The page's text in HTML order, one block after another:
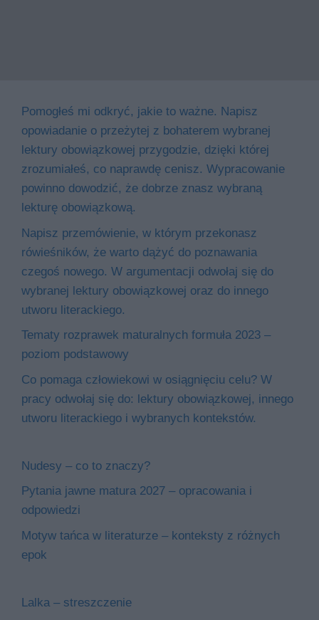
Pomogłeś mi odkryć, jakie to ważne. Napisz
opowiadanie o przeżytej z bohaterem wybranej
lektury obowiązkowej przygodzie, dzięki której
zrozumiałeś, co naprawdę cenisz. Wypracowanie
powinno dowodzić, że dobrze znasz wybraną
lekturę obowiązkową.
Napisz przemówienie, w którym przekonasz
rówieśników, że warto dążyć do poznawania
czegoś nowego. W argumentacji odwołaj się do
wybranej lektury obowiązkowej oraz do innego
utworu literackiego.
Tematy rozprawek maturalnych formuła 2023 –
poziom podstawowy
Co pomaga człowiekowi w osiągnięciu celu? W
pracy odwołaj się do: lektury obowiązkowej, innego
utworu literackiego i wybranych kontekstów.
Nudesy – co to znaczy?
Pytania jawne matura 2027 – opracowania i
odpowiedzi
Motyw tańca w literaturze – konteksty z różnych
epok
Lalka – streszczenie